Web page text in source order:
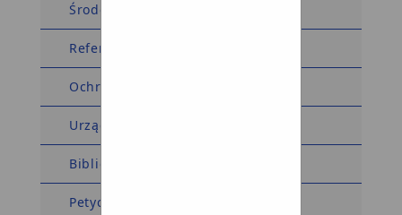
Środowiskowy Dom Samopomocy
Referat komunalny
Ochrona środowiska
Urząd Stanu Cywilnego
Biblioteka
Petycje